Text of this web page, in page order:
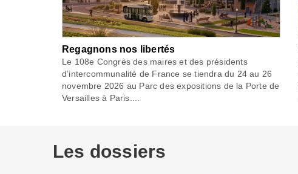
Regagnons nos libertés
Le 108e Congrès des maires et des présidents
d’intercommunalité de France se tiendra du 24 au 26
novembre 2026 au Parc des expositions de la Porte de
Versailles à Paris....
Les dossiers